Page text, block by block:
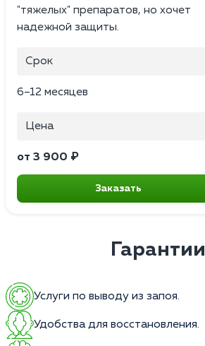
"тяжелых" препаратов, но хочет
надежной защиты.
Срок
6–12 месяцев
Цена
от 3 900 ₽
Заказать
Гарантии
Услуги по выводу из запоя.
Удобства для восстановления.